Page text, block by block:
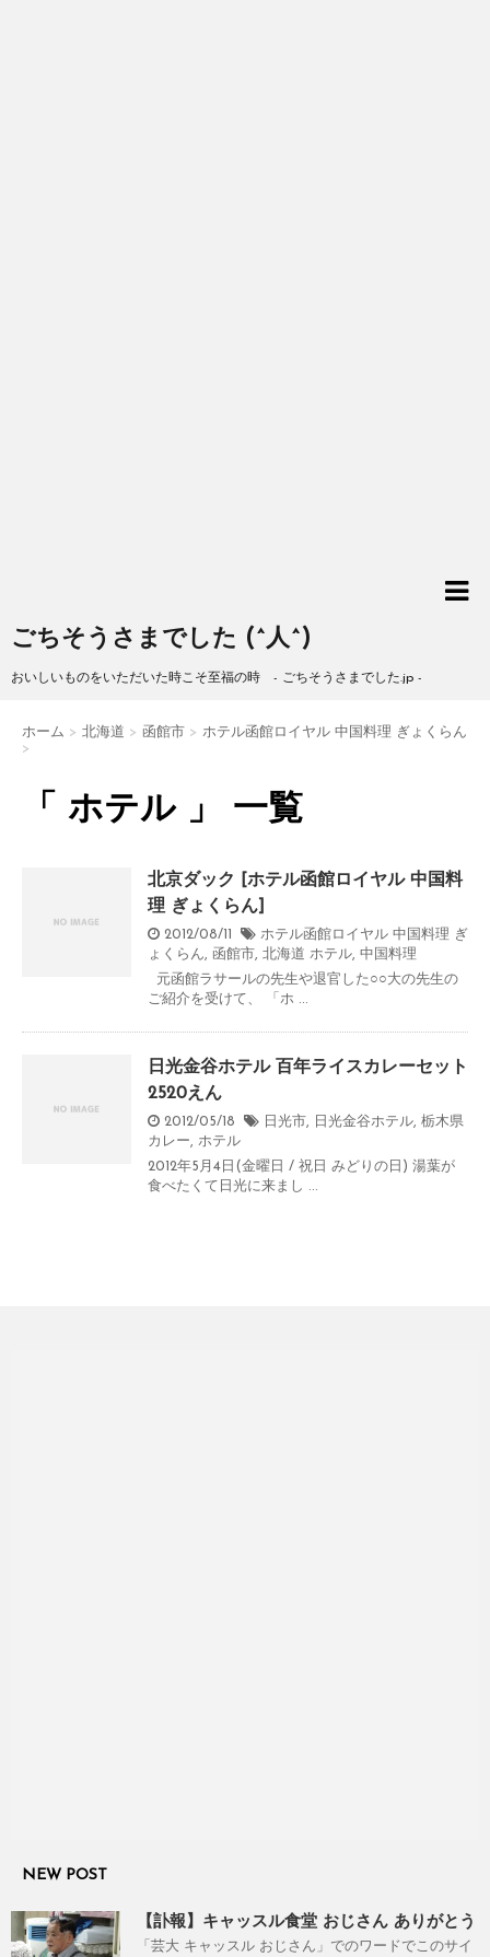
ごちそうさまでした (^人^)
おいしいものをいただいた時こそ至福の時 - ごちそうさまでした.jp -
ホーム > 北海道 > 函館市 > ホテル函館ロイヤル 中国料理 ぎょくらん
>
「 ホテル 」 一覧
北京ダック [ホテル函館ロイヤル 中国料
理 ぎょくらん]
2012/08/11
ホテル函館ロイヤル 中国料理 ぎ
ょくらん, 函館市, 北海道 ホテル, 中国料理
元函館ラサールの先生や退官した○○大の先生の
ご紹介を受けて、 「ホ ...
日光金谷ホテル 百年ライスカレーセット
2520えん
2012/05/18 日光市, 日光金谷ホテル, 栃木県
カレー, ホテル
2012年5月4日(金曜日 / 祝日 みどりの日) 湯葉が
食べたくて日光に来まし ...
NEW POST
【訃報】キャッスル食堂 おじさん ありがとう
「芸大 キャッスル おじさん」でのワードでこのサイ